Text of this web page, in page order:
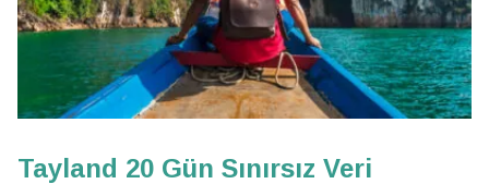
Tayland 20 Gün Sınırsız Veri